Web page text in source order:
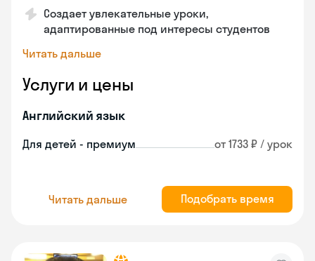
Создает увлекательные уроки,
адаптированные под интересы студентов
Читать дальше
Услуги и цены
Английский язык
Для детей - премиум от 1733 ₽ / урок
Читать дальше Подобрать время